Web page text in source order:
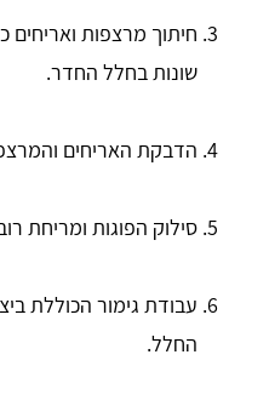
חיתוך מרצפות ואריחים
שונות בחלל החדר.
הדבקת האריחים
סילוק הפוגות ומריחת
עבודת גימור הכוללת
החלל.